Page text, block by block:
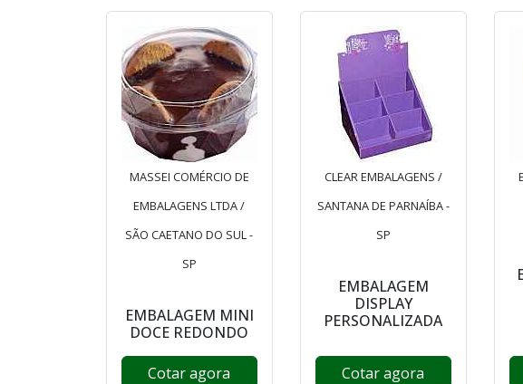
MASSEI COMÉRCIO DE
EMBALAGENS LTDA /
SÃO CAETANO DO SUL -
SP
EMBALAGEM MINI
DOCE REDONDO
Cotar agora
CLEAR EMBALAGENS /
SANTANA DE PARNAÍBA -
SP
EMBALAGEM
DISPLAY
PERSONALIZADA
Cotar agora